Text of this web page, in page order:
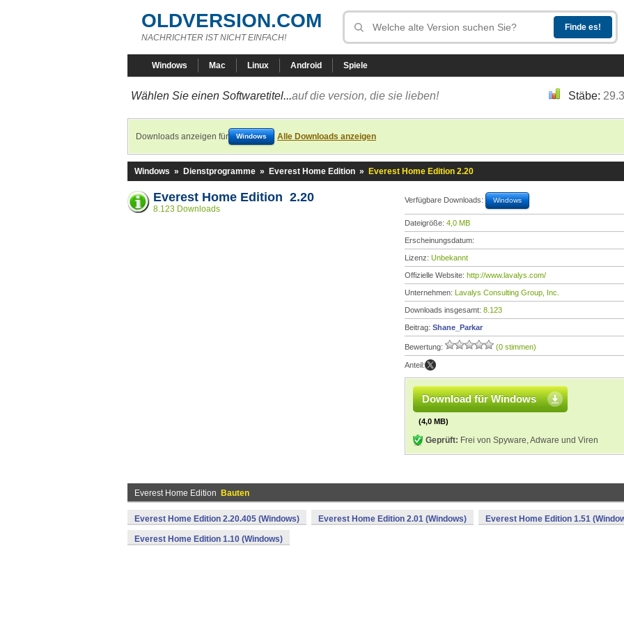
OLDVERSION.COM
NACHRICHTER IST NICHT EINFACH!
Windows Mac Linux Android Spiele
Wählen Sie einen Softwaretitel...auf die version, die sie lieben! Stäbe:
Downloads anzeigen für Windows Alle Downloads anzeigen
Windows » Dienstprogramme » Everest Home Edition » Everest Home Edition 2.20
Everest Home Edition 2.20
8.123 Downloads
Verfügbare Downloads: Windows
Dateigröße: 4,0 MB
Erscheinungsdatum:
Lizenz: Unbekannt
Offizielle Website: http://www.lavalys.com/
Unternehmen: Lavalys Consulting Group, Inc.
Downloads insgesamt: 8.123
Beitrag: Shane_Parkar
Bewertung: (0 stimmen)
Anteil:
Download für Windows
(4,0 MB)
Geprüft: Frei von Spyware, Adware und Viren
Everest Home Edition Bauten
Everest Home Edition 2.20.405 (Windows) Everest Home Edition 2.01 (Windows) Everest Home Edition 1.51
Everest Home Edition 1.10 (Windows)